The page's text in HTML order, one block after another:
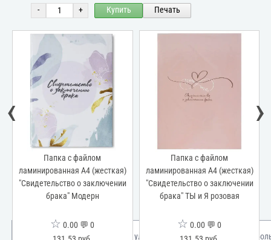
- + Купить Печать
Папка с файлом
ламинированная А4 (жесткая)
"Свидетельство о заключении
брака" Модерн
☆ 0.00 💬 0
Папка с файлом
ламинированная А4 (жесткая)
"Свидетельство о заключении
брака" ТЫ и Я розовая
☆ 0.00 💬 0
‹ ›
Мы используем куки для улучшения вашего опыта. Узнать